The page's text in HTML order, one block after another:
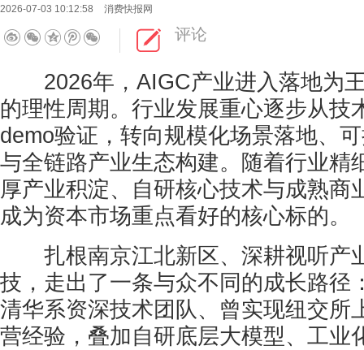
2026-07-03 10:12:58 消费快报网
评论
2026年，AIGC产业进入落地为王
的理性周期。行业发展重心逐步从技
demo验证，转向规模化场景落地、
与全链路产业生态构建。随着行业精
厚产业积淀、自研核心技术与成熟商
成为资本市场重点看好的核心标的。
扎根南京江北新区、深耕视听产
技，走出了一条与众不同的成长路径
清华系资深技术团队、曾实现纽交所
营经验，叠加自研底层大模型、工业